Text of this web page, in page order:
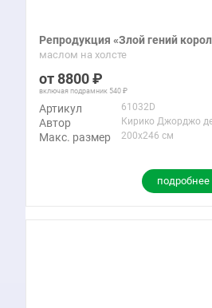
Репродукция «Злой гений
маслом на холсте
8800
включая подрамник 540
Артикул 61032D
Автор Кирико Джорджо
Макс. размер 200x246 см
подробнее